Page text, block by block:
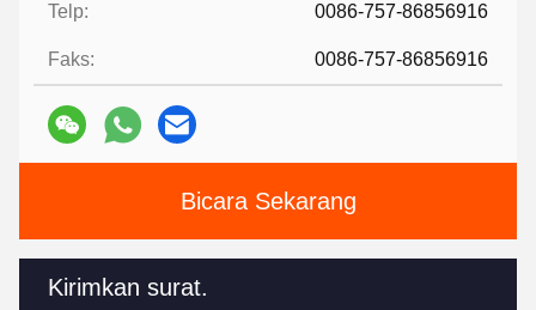
Telp: 0086-757-86856916
Faks: 0086-757-86856916
Bicara Sekarang
Kirimkan surat.